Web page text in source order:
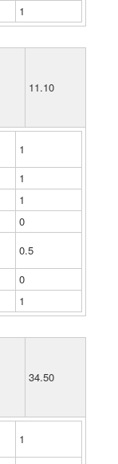
1
11.10
1
1
1
0
0.5
0
1
34.50
1